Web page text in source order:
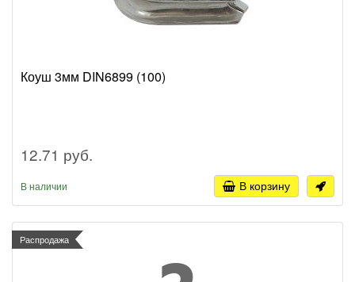
Коуш 3мм DIN6899 (100)
12.71 руб.
В наличии В корзину
Распродажа